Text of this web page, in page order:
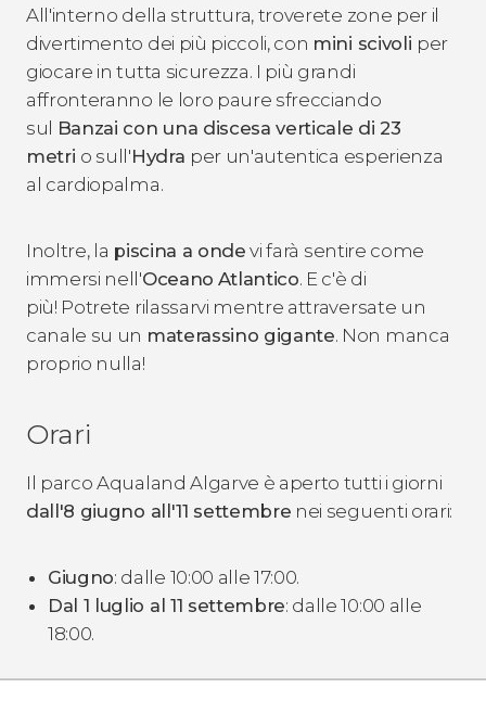
All'interno della struttura, troverete zone per il
divertimento dei più piccoli, con mini scivoli per
giocare in tutta sicurezza. I più grandi
affronteranno le loro paure sfrecciando
sul Banzai con una discesa verticale di 23
metri o sull'Hydra per un'autentica esperienza
al cardiopalma.
Inoltre, la piscina a onde vi farà sentire come
immersi nell'Oceano Atlantico. E c'è di
più! Potrete rilassarvi mentre attraversate un
canale su un materassino gigante. Non manca
proprio nulla!
Orari
Il parco Aqualand Algarve è aperto tutti i giorni
dall'8 giugno all'11 settembre nei seguenti orari:
Giugno: dalle 10:00 alle 17:00.
Dal 1 luglio al 11 settembre: dalle 10:00 alle
18:00.